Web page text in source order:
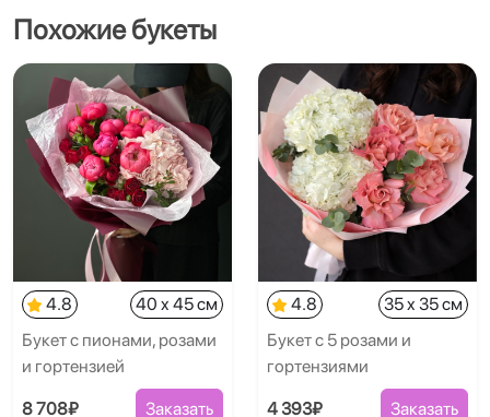
Похожие букеты
4.8
40 x 45 см
Букет с пионами, розами
и гортензией
8 708₽ Заказать
4.8
35 x 35 см
Букет с 5 розами и
гортензиями
4 393₽ Заказать